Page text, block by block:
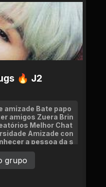
🔥 J2
amizade Bate papo
amigos Zuera Brin
Melhor Chat
Amizade con
a pessoa da s
grupo